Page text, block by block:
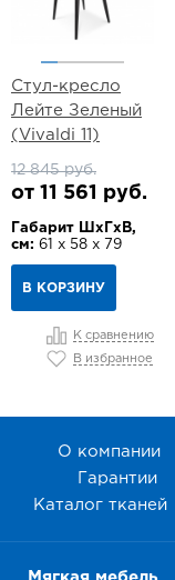
Стул-кресло
Лейте Зеленый
(Vivaldi 11)
12 845 руб.
от 11 561 руб.
Габарит ШхГхВ,
см: 61 х 58 х 79
В КОРЗИНУ
К сравнению
В избранное
О компании
Гарантии
Каталог тканей